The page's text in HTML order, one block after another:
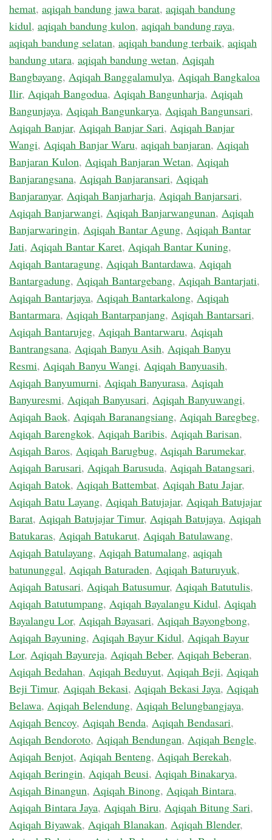
hemat, aqiqah bandung jawa barat, aqiqah bandung
kidul, aqiqah bandung kulon, aqiqah bandung raya,
aqiqah bandung selatan, aqiqah bandung terbaik, aqiqah
bandung utara, aqiqah bandung wetan, Aqiqah
Bangbayang, Aqiqah Banggalamulya, Aqiqah Bangkaloa
Ilir, Aqiqah Bangodua, Aqiqah Bangunharja, Aqiqah
Bangunjaya, Aqiqah Bangunkarya, Aqiqah Bangunsari,
Aqiqah Banjar, Aqiqah Banjar Sari, Aqiqah Banjar
Wangi, Aqiqah Banjar Waru, aqiqah banjaran, Aqiqah
Banjaran Kulon, Aqiqah Banjaran Wetan, Aqiqah
Banjarangsana, Aqiqah Banjaransari, Aqiqah
Banjaranyar, Aqiqah Banjarharja, Aqiqah Banjarsari,
Aqiqah Banjarwangi, Aqiqah Banjarwangunan, Aqiqah
Banjarwaringin, Aqiqah Bantar Agung, Aqiqah Bantar
Jati, Aqiqah Bantar Karet, Aqiqah Bantar Kuning,
Aqiqah Bantaragung, Aqiqah Bantardawa, Aqiqah
Bantargadung, Aqiqah Bantargebang, Aqiqah Bantarjati,
Aqiqah Bantarjaya, Aqiqah Bantarkalong, Aqiqah
Bantarmara, Aqiqah Bantarpanjang, Aqiqah Bantarsari,
Aqiqah Bantarujeg, Aqiqah Bantarwaru, Aqiqah
Bantrangsana, Aqiqah Banyu Asih, Aqiqah Banyu
Resmi, Aqiqah Banyu Wangi, Aqiqah Banyuasih,
Aqiqah Banyumurni, Aqiqah Banyurasa, Aqiqah
Banyuresmi, Aqiqah Banyusari, Aqiqah Banyuwangi,
Aqiqah Baok, Aqiqah Baranangsiang, Aqiqah Baregbeg,
Aqiqah Barengkok, Aqiqah Baribis, Aqiqah Barisan,
Aqiqah Baros, Aqiqah Barugbug, Aqiqah Barumekar,
Aqiqah Barusari, Aqiqah Barusuda, Aqiqah Batangsari,
Aqiqah Batok, Aqiqah Battembat, Aqiqah Batu Jajar,
Aqiqah Batu Layang, Aqiqah Batujajar, Aqiqah Batujajar
Barat, Aqiqah Batujajar Timur, Aqiqah Batujaya, Aqiqah
Batukaras, Aqiqah Batukarut, Aqiqah Batulawang,
Aqiqah Batulayang, Aqiqah Batumalang, aqiqah
batununggal, Aqiqah Baturaden, Aqiqah Baturuyuk,
Aqiqah Batusari, Aqiqah Batusumur, Aqiqah Batutulis,
Aqiqah Batutumpang, Aqiqah Bayalangu Kidul, Aqiqah
Bayalangu Lor, Aqiqah Bayasari, Aqiqah Bayongbong,
Aqiqah Bayuning, Aqiqah Bayur Kidul, Aqiqah Bayur
Lor, Aqiqah Bayureja, Aqiqah Beber, Aqiqah Beberan,
Aqiqah Bedahan, Aqiqah Beduyut, Aqiqah Beji, Aqiqah
Beji Timur, Aqiqah Bekasi, Aqiqah Bekasi Jaya, Aqiqah
Belawa, Aqiqah Belendung, Aqiqah Belungbangjaya,
Aqiqah Bencoy, Aqiqah Benda, Aqiqah Bendasari,
Aqiqah Bendoroto, Aqiqah Bendungan, Aqiqah Bengle,
Aqiqah Benjot, Aqiqah Benteng, Aqiqah Berekah,
Aqiqah Beringin, Aqiqah Beusi, Aqiqah Binakarya,
Aqiqah Binangun, Aqiqah Binong, Aqiqah Bintara,
Aqiqah Bintara Jaya, Aqiqah Biru, Aqiqah Bitung Sari,
Aqiqah Biyawak, Aqiqah Blanakan, Aqiqah Blender,